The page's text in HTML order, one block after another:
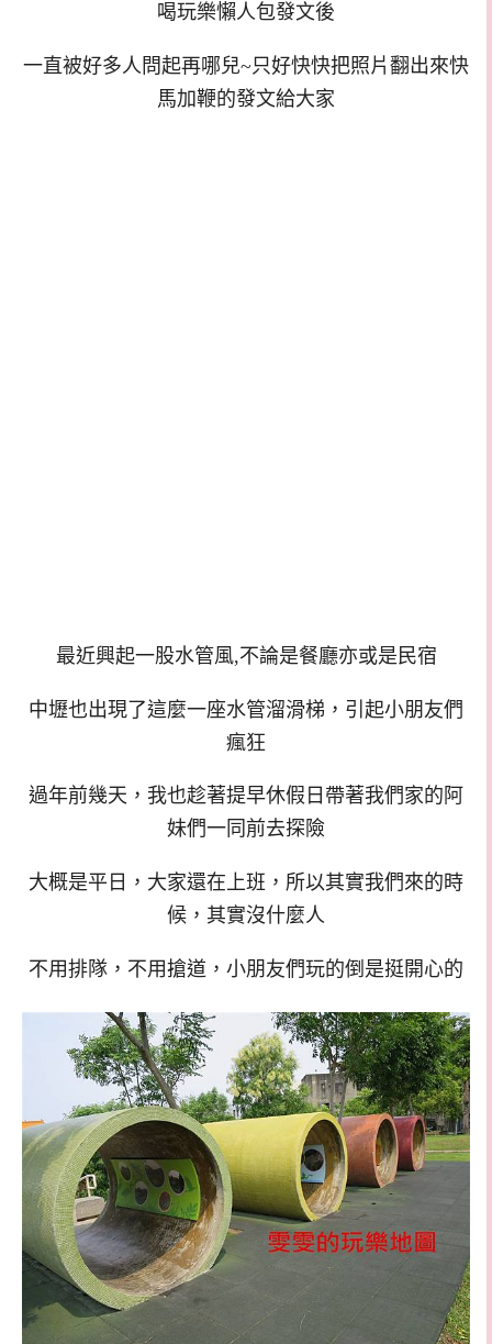
喝玩樂懶人包發文後
一直被好多人問起再哪兒~只好快快把照片翻出來快
馬加鞭的發文給大家
最近興起一股水管風,不論是餐廳亦或是民宿
中壢也出現了這麼一座水管溜滑梯，引起小朋友們
瘋狂
過年前幾天，我也趁著提早休假日帶著我們家的阿
妹們一同前去探險
大概是平日，大家還在上班，所以其實我們來的時
候，其實沒什麼人
不用排隊，不用搶道，小朋友們玩的倒是挺開心的